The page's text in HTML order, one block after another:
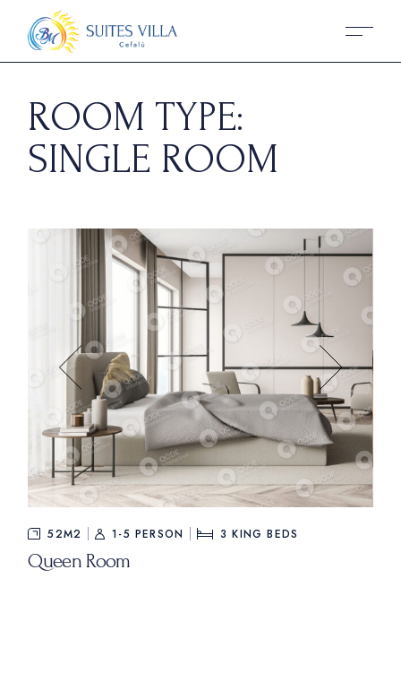
content
ROOM TYPE:
SINGLE ROOM
FROM $235
52M2 1-5 PERSON 3 KING BEDS
Queen Room